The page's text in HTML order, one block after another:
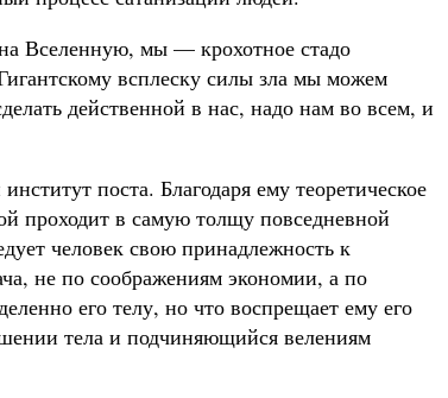
Вселенную, мы — крохотное стадо
всплеску силы зла мы можем
действенной в нас, надо нам во всем, и
поста. Благодаря ему теоретическое
проходит в самую толщу повседневной
человек свою принадлежность к
не по соображениям экономии, а по
его телу, но что воспрещает ему его
тела и подчиняющийся велениям